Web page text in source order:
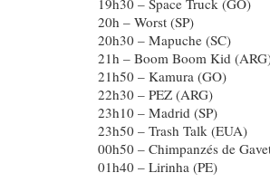
20h – Worst (SP)
20h30 – Mapuche (SC)
21h – Boom Boom Kid
21h50 – Kamura (GO)
22h30 – PEZ (ARG)
23h10 – Madrid (SP)
23h50 – Trash Talk (EUA)
00h50 – Chimpanzés de
01h40 – Lirinha (PE)